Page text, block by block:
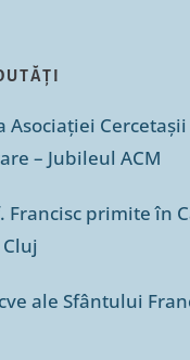
Asociației
– Jubileul ACM
Francisc primite în
ale Sfântului